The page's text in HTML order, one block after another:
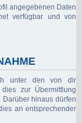
angegebenen Daten
verfügbar und von
unter den von dir
zur Übermittlung
hinaus dürfen
an entsprechender